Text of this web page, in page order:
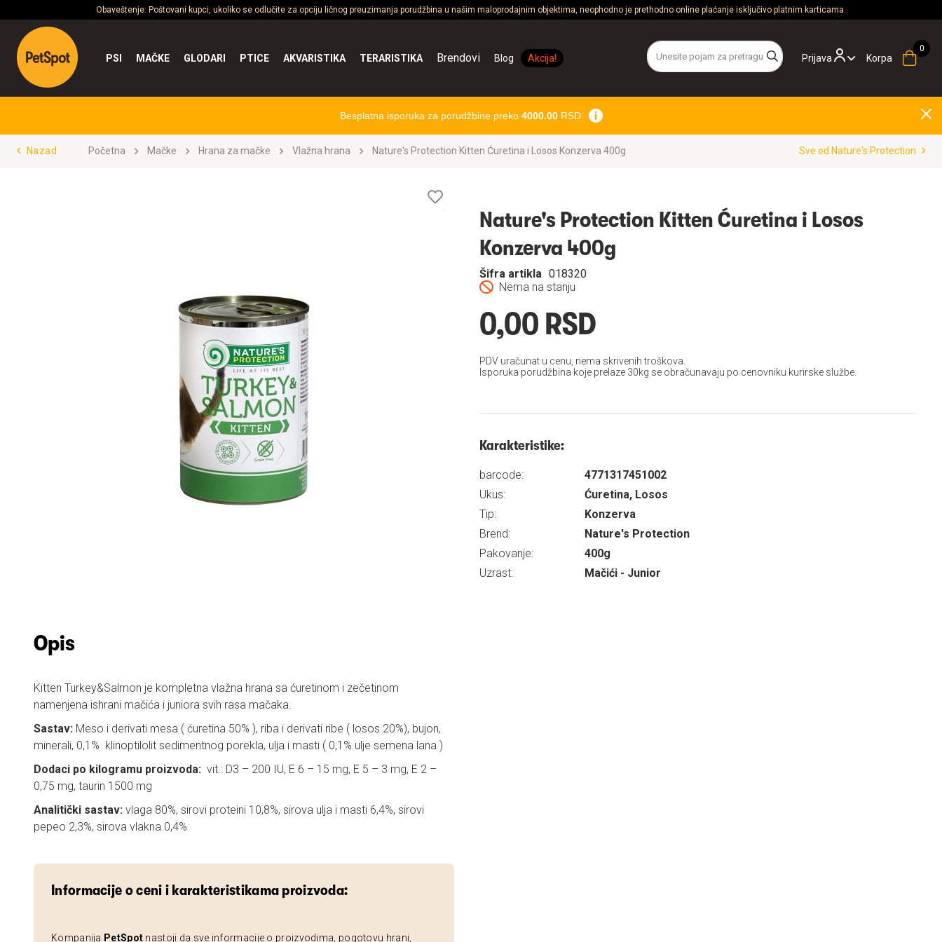
Obaveštenje: Poštovani kupci, ukoliko se odlučite za opciju ličnog preuzimanja porudžbina u našim maloprodajnim objektima, neophodno je prethodno online plaćanje isključivo platnim karticama.
Prijava
PSI MAČKE GLODARI PTICE AKVARISTIKA TERARISTIKA Brendovi Blog Akcija! Korpa
Besplatna isporuka za porudžbine preko 4000.00RSD.
Nazad Početna Mačke Hrana za mačke Vlažna hrana Nature's Protection Kitten Ćuretina i Losos Konzerva 400g Sve od Nature's Protection
Opis
Kitten Turkey&Salmon je kompletna vlažna hrana sa ćuretinom i zečetinom
namenjena ishrani mačića i juniora svih rasa mačaka.
Sastav: Meso i derivati mesa ( ćuretina 50% ), riba i derivati ribe ( losos 20%), bujon,
minerali, 0,1% klinoptilolit sedimentnog porekla, ulja i masti ( 0,1% ulje semena lana )
Dodaci po kilogramu proizvoda: vit.: D3 – 200 IU, E 6 – 15 mg, E 5 – 3 mg, E 2 –
0,75 mg, taurin 1500 mg
Analitički sastav: vlaga 80%, sirovi proteini 10,8%, sirova ulja i masti 6,4%, sirovi
pepeo 2,3%, sirova vlakna 0,4%
Informacije o ceni i karakteristikama proizvoda:
Kompanija PetSpot nastoji da sve informacije o proizvodima, pogotovu hrani,
želja
Nature's Protection Kitten Ćuretina i Losos
Konzerva 400g
Nema na stanju
Šifra artikla 018320
0,00 RSD
PDV uračunat u cenu, nema skrivenih troškova.
Isporuka porudžbina koje prelaze 30kg se obračunavaju po cenovniku kurirske službe.
Karakteristike:
barcode:
4771317451002
Ukus:
Ćuretina, Losos
Tip:
Konzerva
Brend:
Nature's Protection
Pakovanje:
400g
Uzrast:
Mačići - Junior